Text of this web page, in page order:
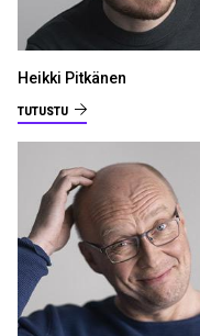
Heikki Pitkänen
TUTUSTU